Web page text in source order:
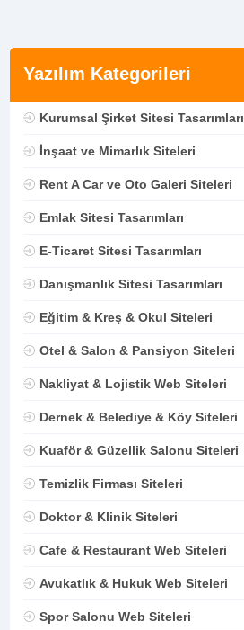
Yazılım Kategorileri
Kurumsal Şirket Sitesi Tasarımları
İnşaat ve Mimarlık Siteleri
Rent A Car ve Oto Galeri Siteleri
Emlak Sitesi Tasarımları
E-Ticaret Sitesi Tasarımları
Danışmanlık Sitesi Tasarımları
Eğitim & Kreş & Okul Siteleri
Otel & Salon & Pansiyon Siteleri
Nakliyat & Lojistik Web Siteleri
Dernek & Belediye & Köy Siteleri
Kuaför & Güzellik Salonu Siteleri
Temizlik Firması Siteleri
Doktor & Klinik Siteleri
Cafe & Restaurant Web Siteleri
Avukatlık & Hukuk Web Siteleri
Spor Salonu Web Siteleri